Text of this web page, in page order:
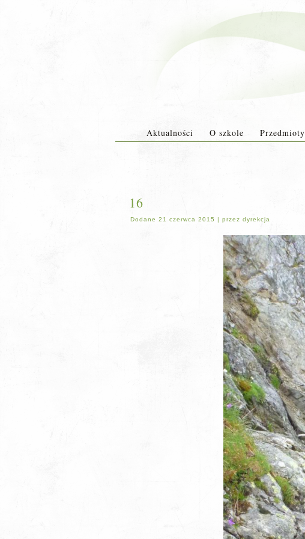
Aktualności O szkole Przedmioty
16
Dodane 21 czerwca 2015 | przez dyrekcja